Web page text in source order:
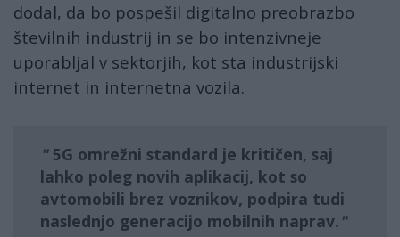
dodal, da bo pospešil digitalno preobrazbo
številnih industrij in se bo intenzivneje
uporabljal v sektorjih, kot sta industrijski
internet in internetna vozila.
5G omrežni standard je kritičen, saj
lahko poleg novih aplikacij, kot so
avtomobili brez voznikov, podpira tudi
naslednjo generacijo mobilnih naprav.